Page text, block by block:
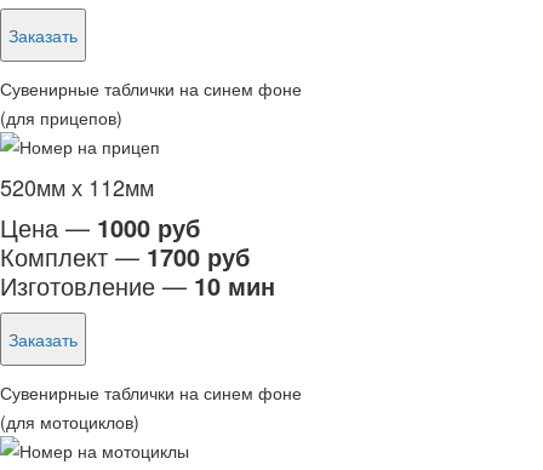
Заказать
Сувенирные таблички на синем фоне
(для прицепов)
520мм х 112мм
Цена — 1000 руб
Комплект — 1700 руб
Изготовление — 10 мин
Заказать
Сувенирные таблички на синем фоне
(для мотоциклов)